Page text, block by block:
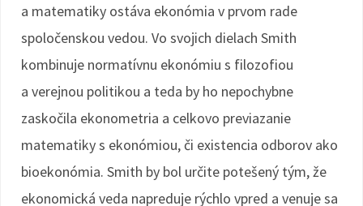
a matematiky ostáva ekonómia v prvom rade
spoločenskou vedou. Vo svojich dielach Smith
kombinuje normatívnu ekonómiu s filozofiou
a verejnou politikou a teda by ho nepochybne
zaskočila ekonometria a celkovo previazanie
matematiky s ekonómiou, či existencia odborov ako
bioekonómia. Smith by bol určite potešený tým, že
ekonomická veda napreduje rýchlo vpred a venuje sa